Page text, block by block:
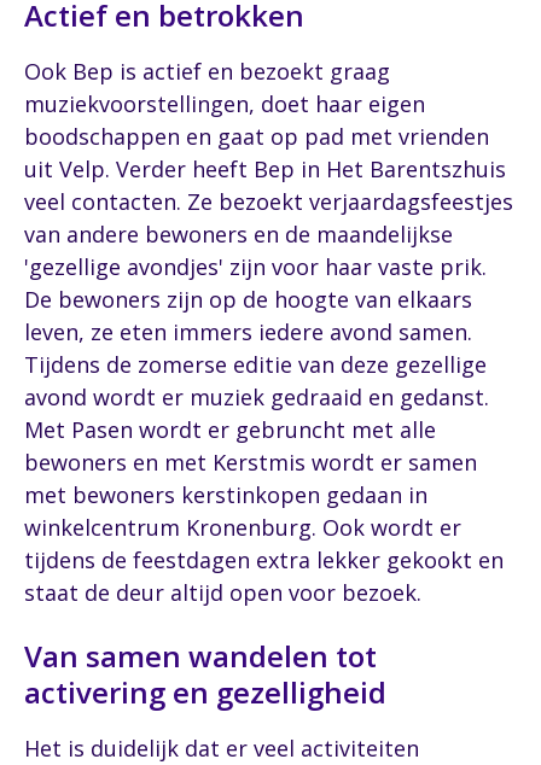
Actief en betrokken
Ook Bep is actief en bezoekt graag
muziekvoorstellingen, doet haar eigen
boodschappen en gaat op pad met vrienden
uit Velp. Verder heeft Bep in Het Barentszhuis
veel contacten. Ze bezoekt verjaardagsfeestjes
van andere bewoners en de maandelijkse
'gezellige avondjes' zijn voor haar vaste prik.
De bewoners zijn op de hoogte van elkaars
leven, ze eten immers iedere avond samen.
Tijdens de zomerse editie van deze gezellige
avond wordt er muziek gedraaid en gedanst.
Met Pasen wordt er gebruncht met alle
bewoners en met Kerstmis wordt er samen
met bewoners kerstinkopen gedaan in
winkelcentrum Kronenburg. Ook wordt er
tijdens de feestdagen extra lekker gekookt en
staat de deur altijd open voor bezoek.
Van samen wandelen tot
activering en gezelligheid
Het is duidelijk dat er veel activiteiten